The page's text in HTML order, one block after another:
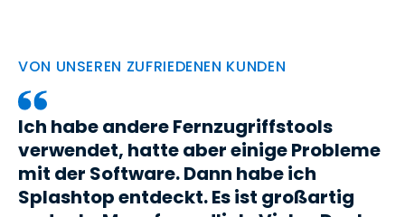
VON UNSEREN ZUFRIEDENEN KUNDEN
Ich habe andere Fernzugriffstools
verwendet, hatte aber einige Probleme
mit der Software. Dann habe ich
Splashtop entdeckt. Es ist großartig